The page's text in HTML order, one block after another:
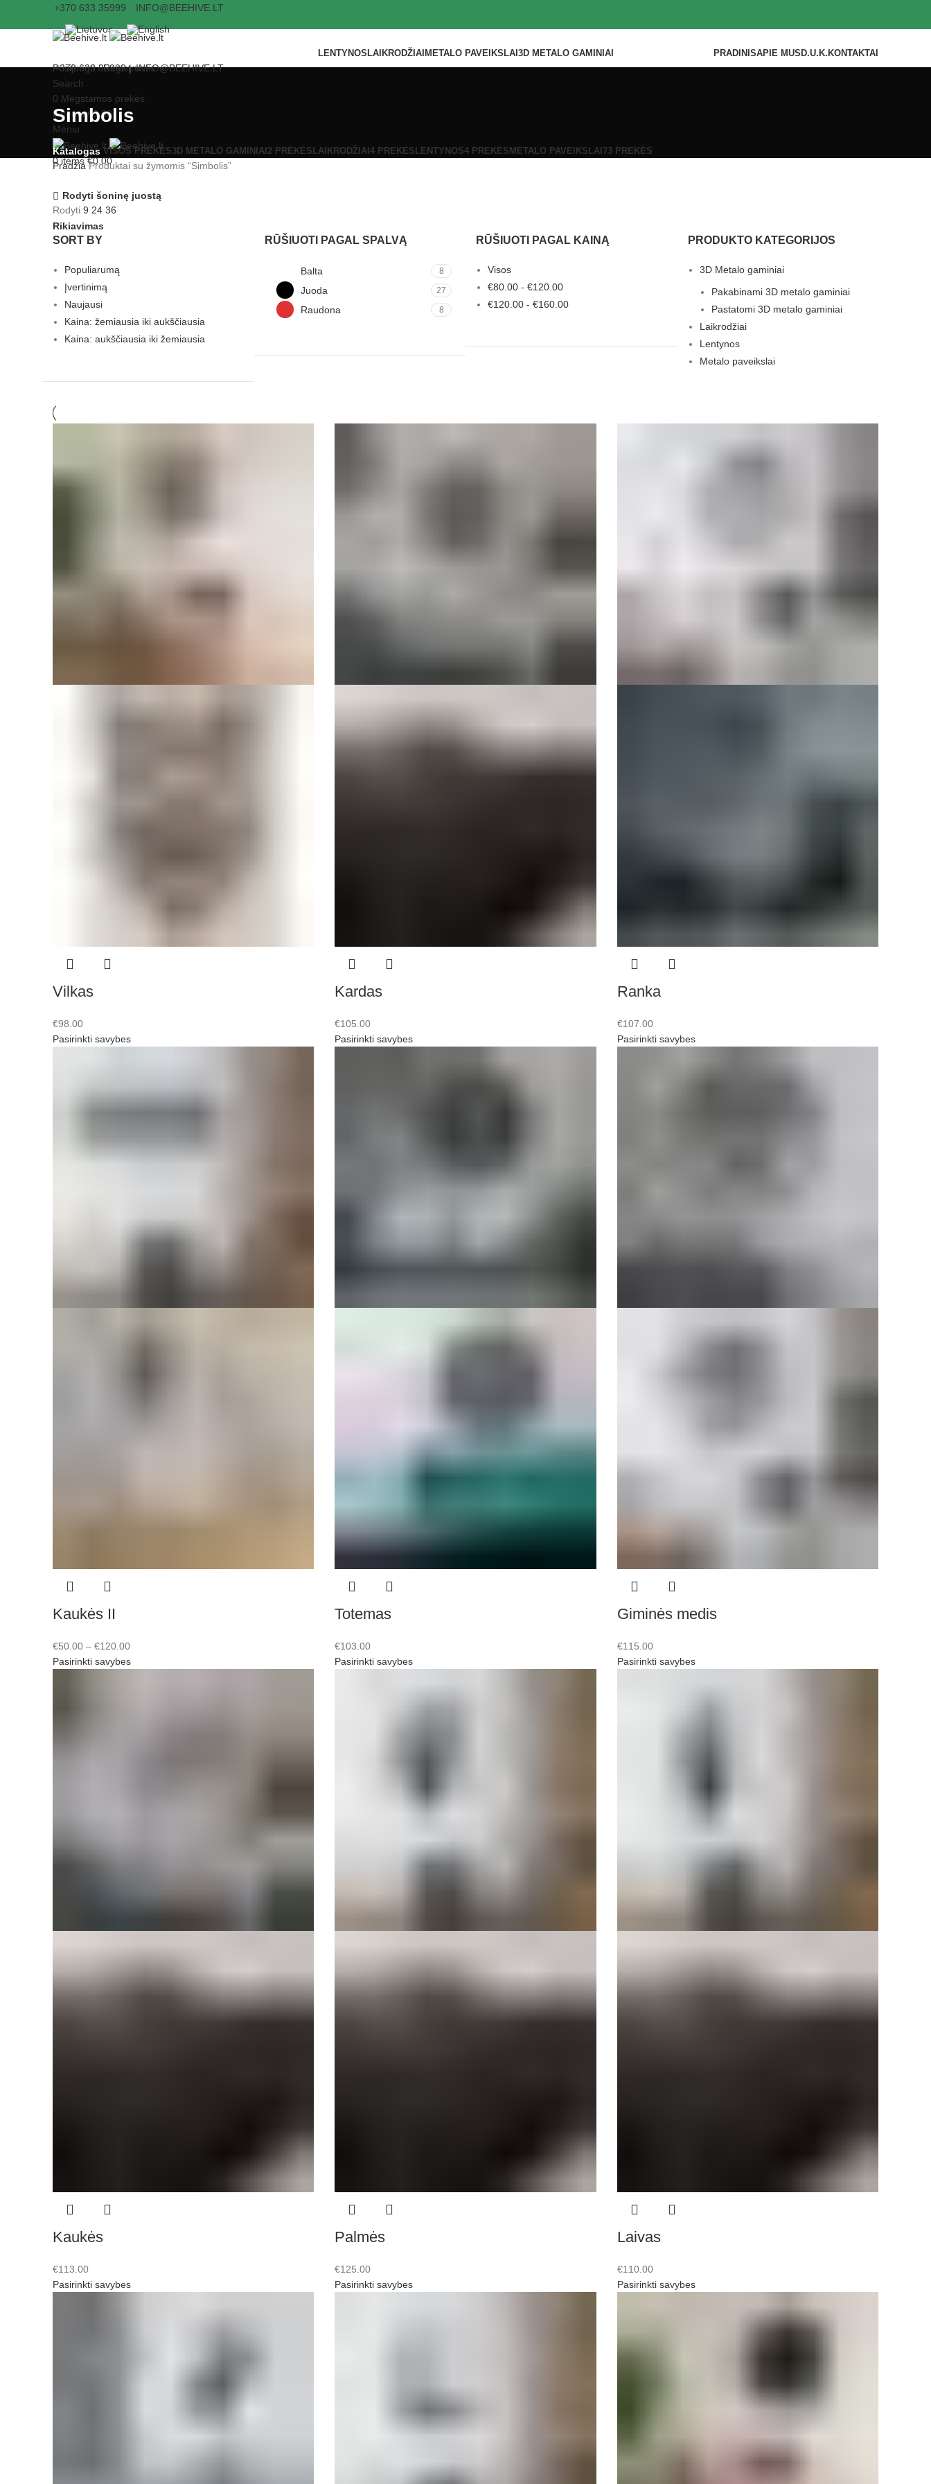
+370 633 35999 | INFO@BEEHIVE.LT
PRADINISAPIE MUS D.U.K. KONTAKTAI
+370 633 35999|INFO@BEEHIVE.LT
LENTYNOS LAIKRODŽIAI METALO PAVEIKSLAI 3D METALO GAMINIAI
Prisijungti / Registruotis
Search
0 Mėgstamos prekės
0items €0.00
Meniu
0items €0.00
Simbolis
Katalogas VISOS PREKĖS3D METALO GAMINIAI 2 PREKĖS LAIKRODŽIAI 4 PREKĖS LENTYNOS4 PREKĖS METALO PAVEIKSLAI 73 PREKĖS
PradžiaProduktai su žymomis “Simbolis”
Rodyti šoninę juostą
Rodyti 9 24 36
Rikiavimas
SORT BY
Populiarumą
Įvertinimą
Naujausi
Kaina: žemiausia iki aukščiausia
Kaina: aukščiausia iki žemiausia
RŪŠIUOTI PAGAL SPALVĄ
Balta 8
Juoda 27
Raudona 8
RŪŠIUOTI PAGAL KAINĄ
Visos
€80.00 - €120.00
€120.00 - €160.00
PRODUKTO KATEGORIJOS
3D Metalo gaminiai
Pakabinami 3D metalo gaminiai
Pastatomi 3D metalo gaminiai
Laikrodžiai
Lentynos
Metalo paveikslai
Vilkas
€98.00
Pasirinkti savybes
Kardas
€105.00
Pasirinkti savybes
Ranka
€107.00
Pasirinkti savybes
Kaukės II
€50.00 – €120.00
Pasirinkti savybes
Totemas
€103.00
Pasirinkti savybes
Giminės medis
€115.00
Pasirinkti savybes
Kaukės
€113.00
Pasirinkti savybes
Palmės
€125.00
Pasirinkti savybes
Laivas
€110.00
Pasirinkti savybes